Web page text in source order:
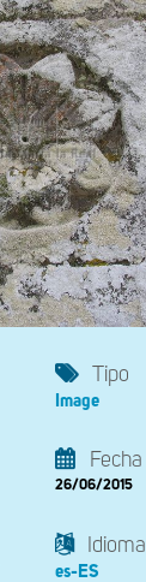
Tipo
Image
Fecha
26/06/2015
Idioma
es-ES